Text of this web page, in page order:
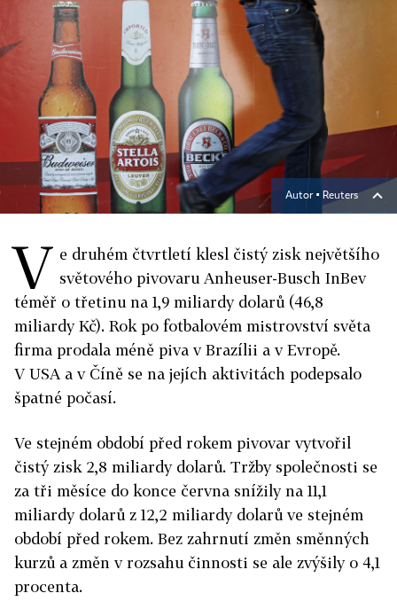
Autor ▪ Reuters
V e druhém čtvrtletí klesl čistý zisk největšího
světového pivovaru Anheuser-Busch InBev
téměř o třetinu na 1,9 miliardy dolarů (46,8
miliardy Kč). Rok po fotbalovém mistrovství světa
firma prodala méně piva v Brazílii a v Evropě.
V USA a v Číně se na jejích aktivitách podepsalo
špatné počasí.
Ve stejném období před rokem pivovar vytvořil
čistý zisk 2,8 miliardy dolarů. Tržby společnosti se
za tři měsíce do konce června snížily na 11,1
miliardy dolarů z 12,2 miliardy dolarů ve stejném
období před rokem. Bez zahrnutí změn směnných
kurzů a změn v rozsahu činnosti se ale zvýšily o 4,1
procenta.